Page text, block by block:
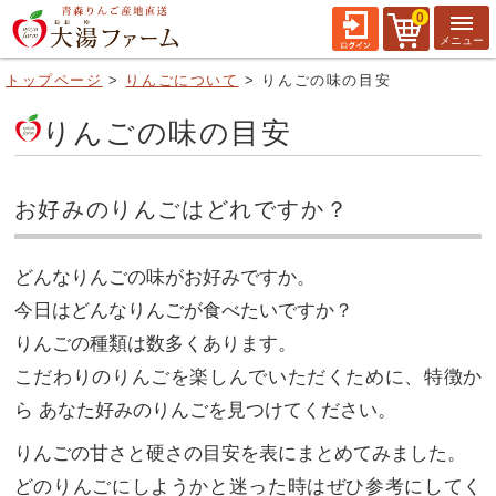
0
トップページ りんごについて りんごの味の目安
りんごの味の目安
お好みのりんごはどれですか？
どんなりんごの味がお好みですか。
今日はどんなりんごが食べたいですか？
りんごの種類は数多くあります。
こだわりのりんごを楽しんでいただくために、特徴か
ら あなた好みのりんごを見つけてください。
りんごの甘さと硬さの目安を表にまとめてみました。
どのりんごにしようかと迷った時はぜひ参考にしてく